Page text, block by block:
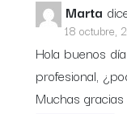
Marta
18 octubre,
Hola buenos
profesional,
Muchas gracias